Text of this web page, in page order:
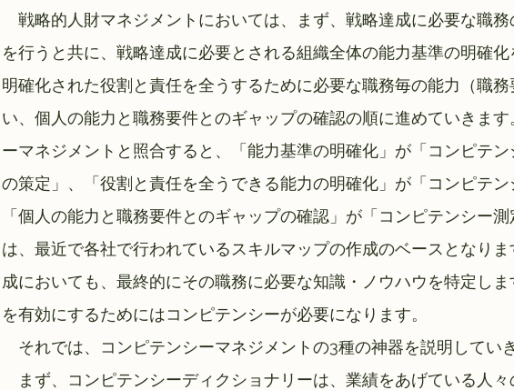
戦略的人財マネジメントにおいては、まず、戦略達成に必要な職
を行うと共に、戦略達成に必要とされる組織全体の能力基準の明確化
明確化された役割と責任を全うするために必要な職務毎の能力（職
い、個人の能力と職務要件とのギャップの確認の順に進めていきま
ーマネジメントと照合すると、「能力基準の明確化」が「コンピテ
の策定」、「役割と責任を全うできる能力の明確化」が「コンピテン
「個人の能力と職務要件とのギャップの確認」が「コンピテンシー
は、最近で各社で行われているスキルマップの作成のベースとなり
成においても、最終的にその職務に必要な知識・ノウハウを特定し
を有効にするためにはコンピテンシーが必要になります。
それでは、コンピテンシーマネジメントの3種の神器を説明してい
まず、コンピテンシーディクショナリーは、業績をあげている人々